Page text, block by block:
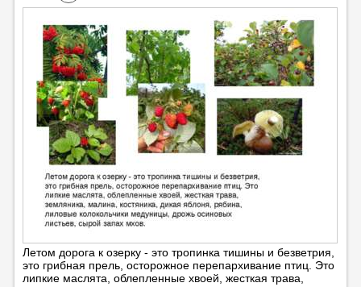
Летом дорога к озерку - это тропинка тишины и безветрия,
это грибная прель, осторожное перепархивание птиц. Это
липкие маслята, облепленные хвоей, жесткая трава,